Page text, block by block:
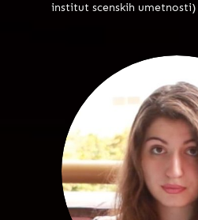
institut scenskih